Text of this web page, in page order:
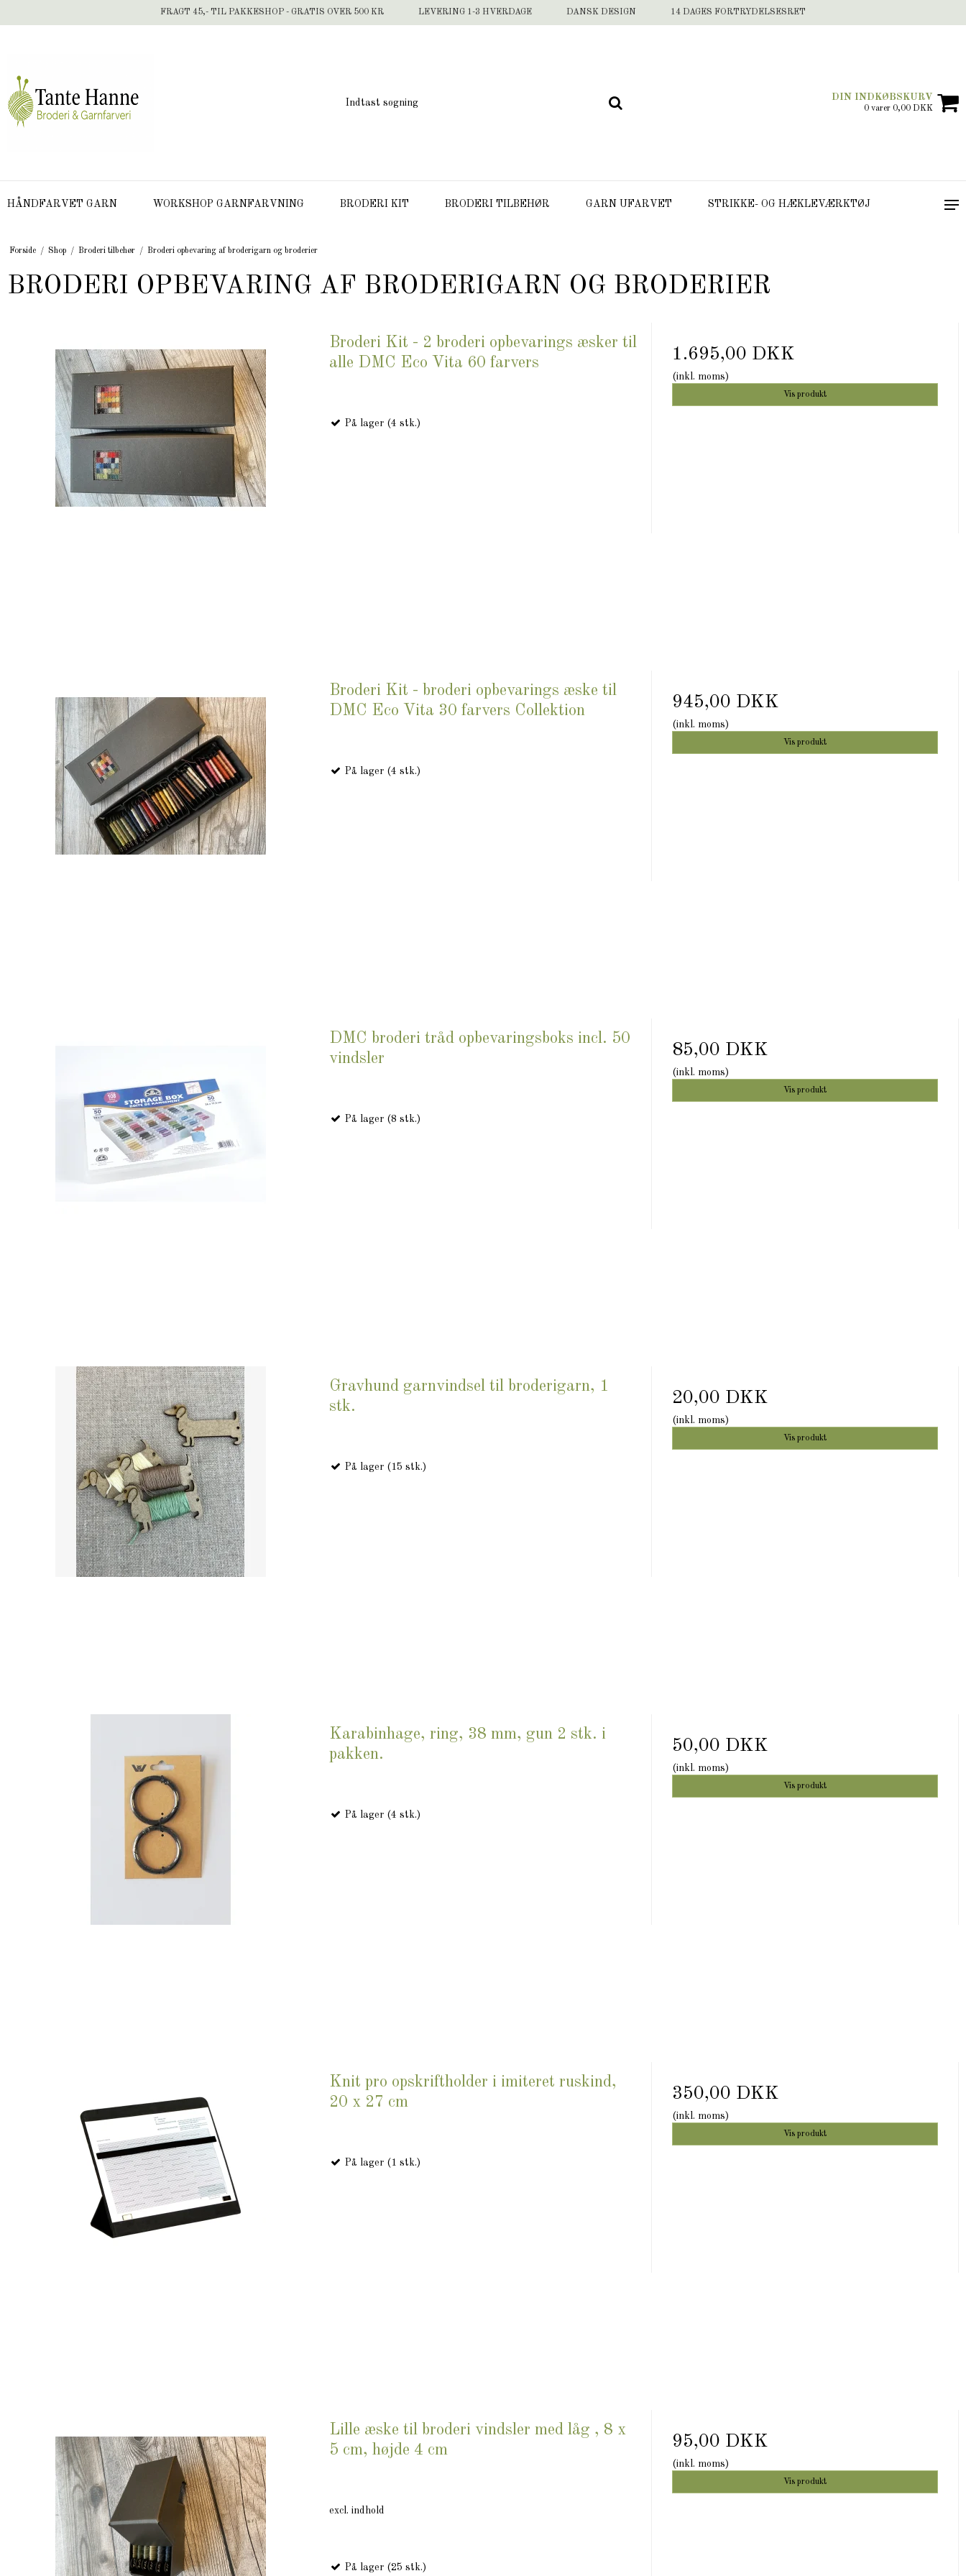
FRAGT 45,- TIL PAKKESHOP - GRATIS OVER 500 KR LEVERING 1-3 HVERDAGE DANSK DESIGN 14 DAGES FORTRYDELSESRET
DIN INDKØBSKURV
0 varer 0,00 DKK
HÅNDFARVET GARN WORKSHOP GARNFARVNING BRODERI KIT BRODERI TILBEHØR GARN UFARVET STRIKKE- OG HÆKLEVÆRKTØJ
Forside / Shop / Broderi tilbehør / Broderi opbevaring af broderigarn og broderier
BRODERI OPBEVARING AF BRODERIGARN OG BRODERIER
Broderi Kit - 2 broderi opbevarings æsker til
alle DMC Eco Vita 60 farvers
På lager (4 stk.)
1.695,00 DKK
(inkl. moms)
Vis produkt
Broderi Kit - broderi opbevarings æske til
DMC Eco Vita 30 farvers Collektion
På lager (4 stk.)
945,00 DKK
(inkl. moms)
Vis produkt
DMC broderi tråd opbevaringsboks incl. 50
vindsler
På lager (8 stk.)
85,00 DKK
(inkl. moms)
Vis produkt
Gravhund garnvindsel til broderigarn, 1
stk.
På lager (15 stk.)
20,00 DKK
(inkl. moms)
Vis produkt
Karabinhage, ring, 38 mm, gun 2 stk. i
pakken.
På lager (4 stk.)
50,00 DKK
(inkl. moms)
Vis produkt
Knit pro opskriftholder i imiteret ruskind,
20 x 27 cm
På lager (1 stk.)
350,00 DKK
(inkl. moms)
Vis produkt
Lille æske til broderi vindsler med låg , 8 x
5 cm, højde 4 cm
excl. indhold
På lager (25 stk.)
95,00 DKK
(inkl. moms)
Vis produkt